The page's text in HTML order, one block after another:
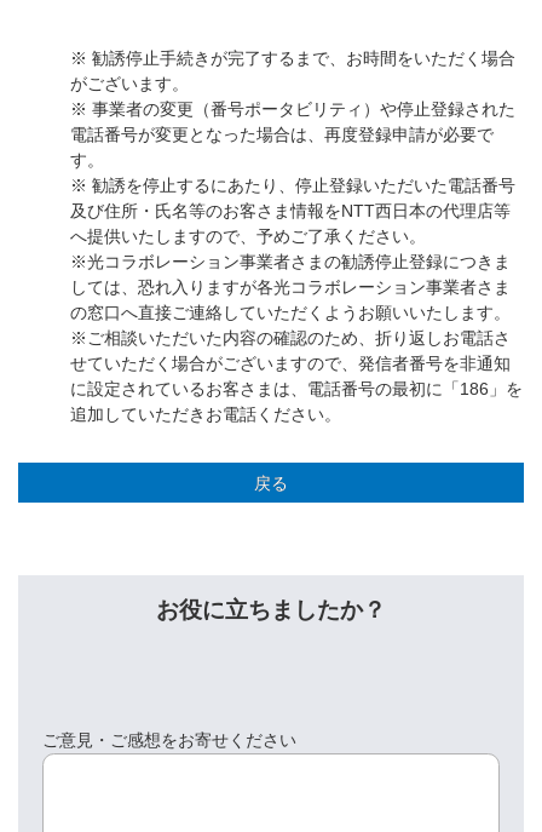
※ 勧誘停止手続きが完了するまで、お時間をいただく場合
がございます。
※ 事業者の変更（番号ポータビリティ）や停止登録された
電話番号が変更となった場合は、再度登録申請が必要で
す。
※ 勧誘を停止するにあたり、停止登録いただいた電話番号
及び住所・氏名等のお客さま情報をNTT西日本の代理店等
へ提供いたしますので、予めご了承ください。
※光コラボレーション事業者さまの勧誘停止登録につきま
しては、恐れ入りますが各光コラボレーション事業者さま
の窓口へ直接ご連絡していただくようお願いいたします。
※ご相談いただいた内容の確認のため、折り返しお電話さ
せていただく場合がございますので、発信者番号を非通知
に設定されているお客さまは、電話番号の最初に「186」を
追加していただきお電話ください。
戻る
お役に立ちましたか？
ご意見・ご感想をお寄せください